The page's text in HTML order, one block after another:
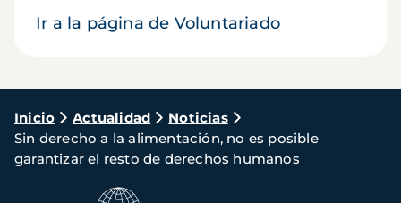
Ir a la página de Voluntariado
Ruta
de
navegación
Inicio Actualidad
Noticias
Sin derecho a la alimentación, no es posible
garantizar el resto de derechos humanos